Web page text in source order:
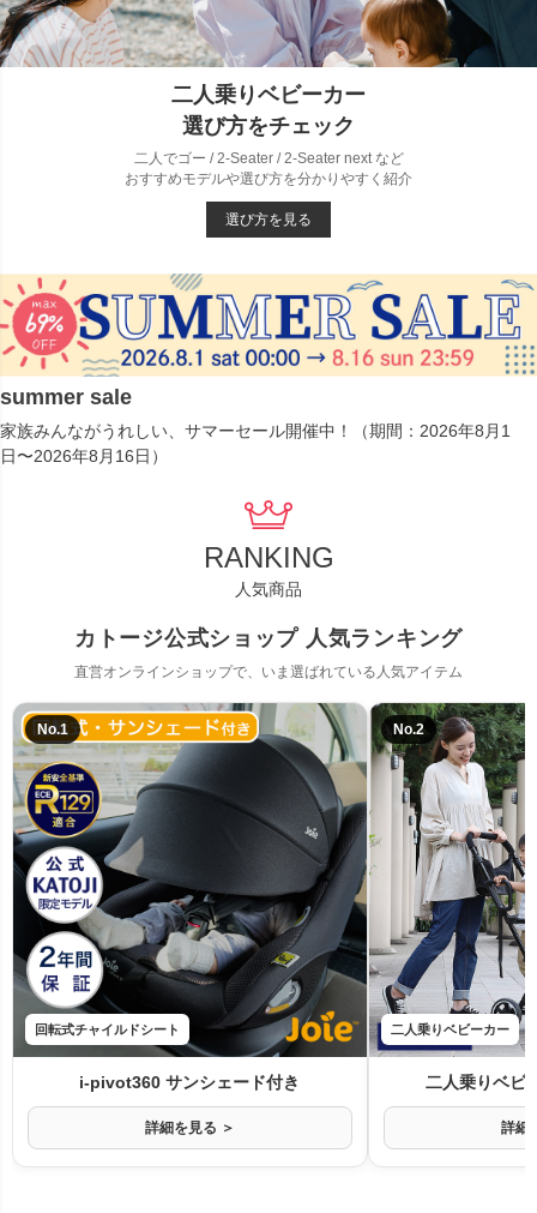
二人乗りベビーカー
選び方をチェック
二人でゴー / 2-Seater / 2-Seater next など
おすすめモデルや選び方を分かりやすく紹介
選び方を見る
summer sale
家族みんながうれしい、サマーセール開催中！（期間：2026年8月1
日〜2026年8月16日）
RANKING
人気商品
カトージ公式ショップ 人気ランキング
直営オンラインショップで、いま選ばれている人気アイテム
No.1
回転式チャイルドシート
i-pivot360 サンシェード付き
詳細を見る ＞
No.2
二人乗りベビーカー
二人乗りベビ
詳細